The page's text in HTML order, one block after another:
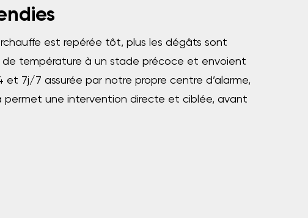
est repérée tôt, plus les dégâts sont
de température à un stade précoce et envoient
7j/7 assurée par notre propre centre d’alarme,
permet une intervention directe et ciblée, avant